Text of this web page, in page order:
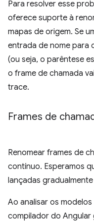
Para resolver esse
oferece suporte à
mapas de origem. Se
entrada de nome para
(ou seja, o parêntese
o frame de chamada
trace.
Frames de
Renomear frames de
contínuo. Esperamos
lançadas
Ao analisar os
compilador do Angular